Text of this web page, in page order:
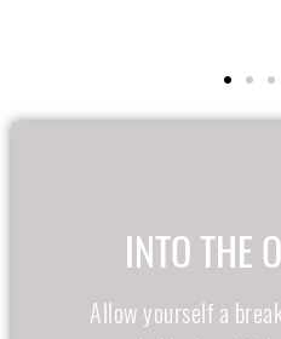
INTO THE
Allow yourself a